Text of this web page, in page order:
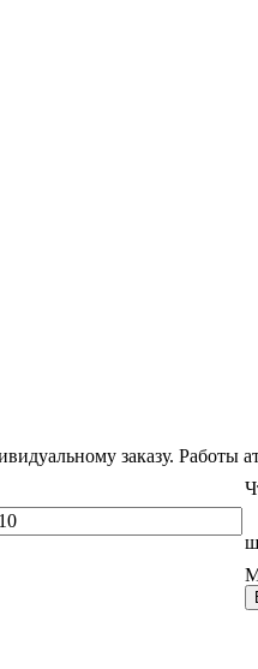
заказу. Работы